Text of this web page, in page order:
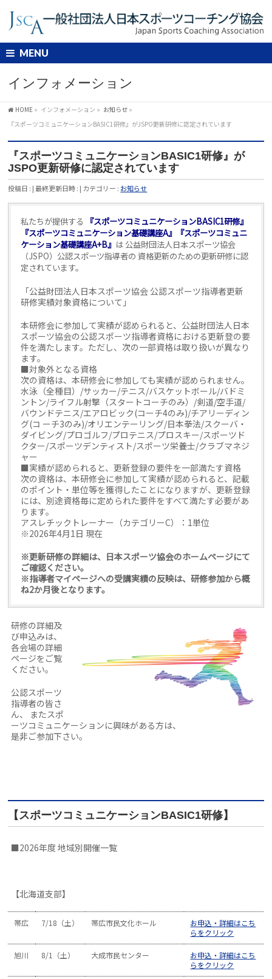
MENU
インフォメーション
HOME » インフォメーション » お知らせ »
『スポーツコミュニケーションBASIC1研修』がJSPO更新研修に認定されています
『スポーツコミュニケーションBASIC1研修』が
JSPO更新研修に認定されています
投稿日 : 最終更新日時 : カテゴリー : お知らせ
私たちが提供する
『スポーツコミュニケーションBASIC1研修』
『スポーツコミュニケーション基礎講座A』『スポーツコミュニ
ケーション基礎講座A+B』 は 公益財団法人日本スポーツ協会
（JSPO）公認スポーツ指導者の 資格更新のための更新研修に認
定されています。
「公益財団法人日本スポーツ協会 公認スポーツ指導者更新
研修実績対象資格について」
本研修会に参加して実績が認められると、公益財団法人日本
スポーツ協会の公認スポーツ指導者資格における更新登の要
件を満たします。ただし、次の一部資格は取り扱いが異なり
ます。
■対象外となる資格
次の資格は、本研修会に参加しても実績が認められません。
水泳（全種目）/サッカー/テニス/バスケットボール/バド ミ
ントン/ライフル射撃（スタートコーチのみ）/剣道/空手道/
バウンドテニス/エアロビック(コーチ4のみ)/チアリーディン
グ(コ ーチ3のみ)/オリエンテーリング/日本拳法/スクーバ・
ダイビング/プロゴルフ/プロテニス/プロスキー/スポーツド
クター/スポーツデンティスト/スポーツ栄養士/クラブマネジ
ャー
■実績が認められると、更新登録の要件を一部満たす資格
次の資格は、本研修会に参加して実績が認められると、記載
のポイント・単位等を獲得したことになりますが、更新登録
には、別途資格毎に定められた要件をすべて満たす必要があ
ります。
アスレチックトレーナー（カテゴリーC）：1単位
※2026年4月1日 現在
※更新研修の詳細は、日本スポーツ協会のホームページにて
ご確認ください。
※指導者マイページへの受講実績の反映は、研修参加から概
ね2か月後となります。
研修の詳細及
び申込みは、
各会場の詳細
ページをご覧
ください。
公認スポーツ
指導者の皆さ
ん、 またスポ
ーツコミュニケーションに興味がある方は、
是非ご参加下さい。
【スポーツコミュニケーションBASIC1研修】
■2026年度 地域別開催一覧
【北海道支部】
帯広 7/18（土） 帯広市民文化ホール
お申込・詳細はこち
らをクリック
旭川 8/1（土） 大成市民センター
お申込・詳細はこち
らをクリック